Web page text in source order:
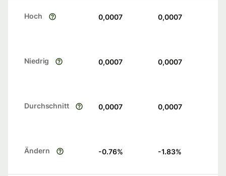
Hoch 0,0007 0,0007
Niedrig 0,0007 0,0007
Durchschnitt 0,0007 0,0007
Ändern -0.76% -1.83%